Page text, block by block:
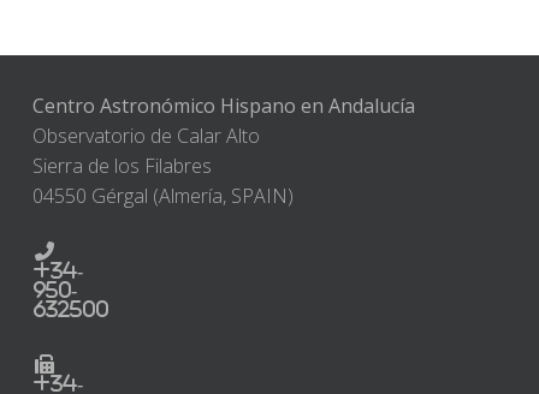
Centro Astronómico Hispano en Andalucía
Observatorio de Calar Alto
Sierra de los Filabres
04550 Gérgal (Almería, SPAIN)
+34-
950-
632500
+34-